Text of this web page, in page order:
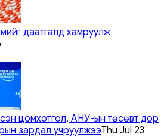
даатгалд хамруулж
цомхотгол, АНУ-ын төсөвт дор
зардал учруулжээThu Jul 23